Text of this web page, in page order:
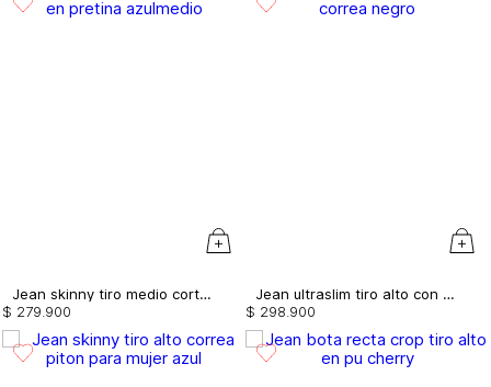
Jean skinny tiro medio cortes en pretina
$ 279 900
Jean ultraslim tiro alto con correa
$ 298 900